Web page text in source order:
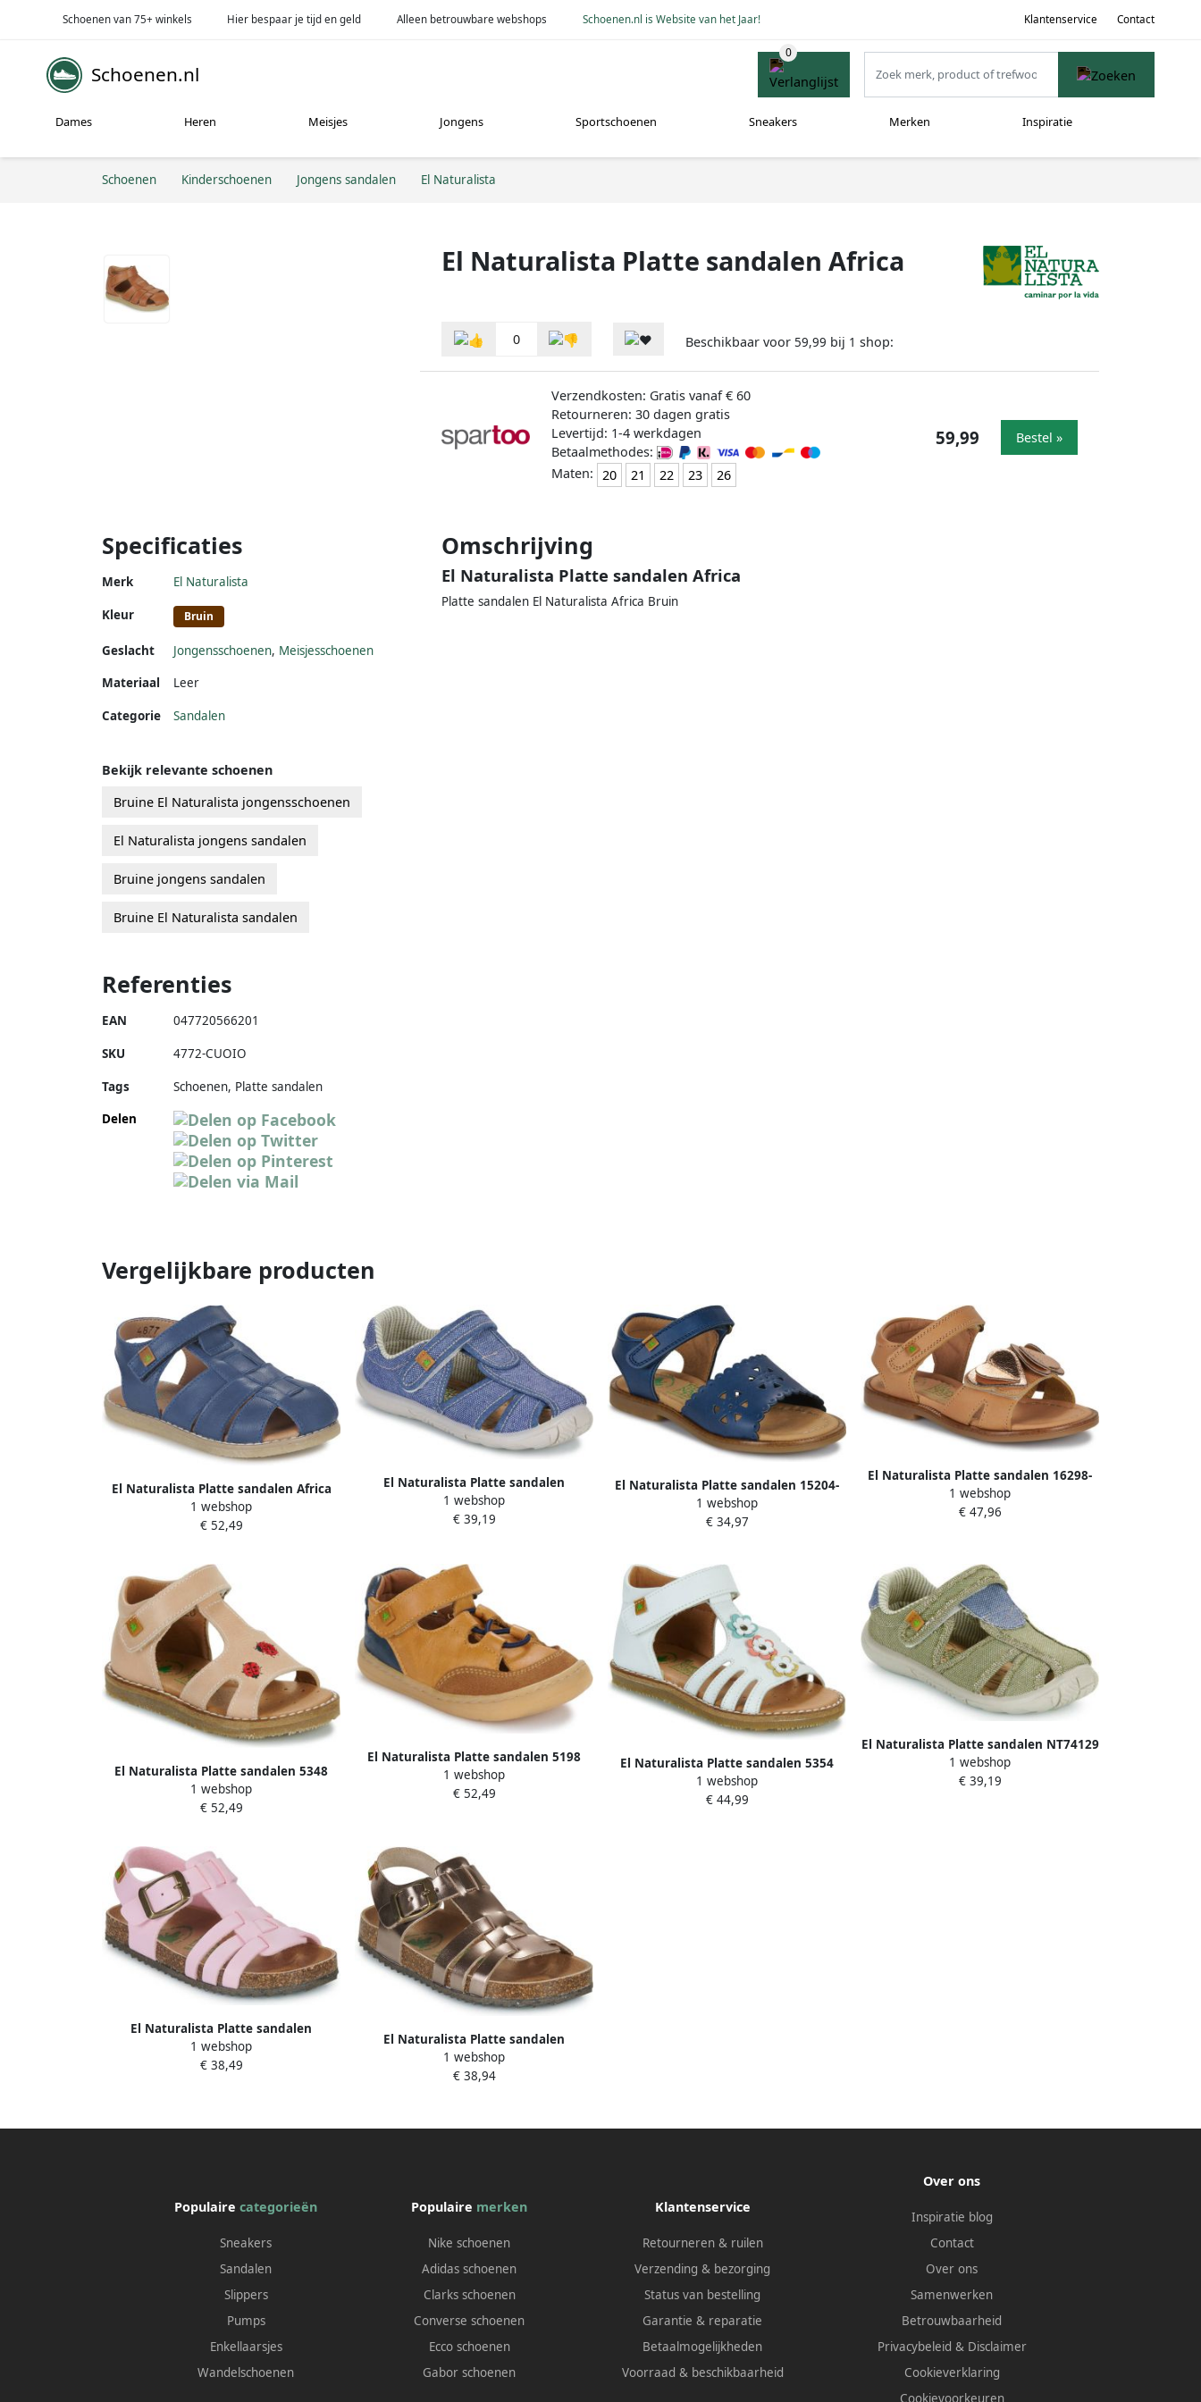
Schoenen van 75+ winkels Hier bespaar je tijd en geld Alleen betrouwbare webshops Schoenen.nl is Website van het Jaar! Klantenservice Contact
Schoenen.nl
Dames Heren Meisjes Jongens Sportschoenen Sneakers Merken Inspiratie
Schoenen Kinderschoenen Jongens sandalen El Naturalista
El Naturalista Platte sandalen Africa
0 Beschikbaar voor 59,99 bij 1 shop:
Verzendkosten: Gratis vanaf € 60
Retourneren: 30 dagen gratis
Levertijd: 1-4 werkdagen
Betaalmethodes:
Maten:
20 21 22 23 26
59,99 Bestel »
Specificaties
Merk El Naturalista
Kleur Bruin
Geslacht Jongensschoenen, Meisjesschoenen
Materiaal
Leer
Categorie Sandalen
Omschrijving
El Naturalista Platte sandalen Africa
Platte sandalen El Naturalista Africa Bruin
Bekijk relevante schoenen
Bruine El Naturalista jongensschoenen
El Naturalista jongens sandalen
Bruine jongens sandalen
Bruine El Naturalista sandalen
Referenties
EAN 047720566201
SKU 4772-CUOIO
Tags
Schoenen, Platte sandalen
Delen
Vergelijkbare producten
El Naturalista Platte sandalen Africa
1 webshop
€ 52,49
El Naturalista Platte sandalen
NT77129-NAVY
1 webshop
€ 39,19
El Naturalista Platte sandalen 15204-
MARINO
1 webshop
€ 34,97
El Naturalista Platte sandalen 16298-
CUERO
1 webshop
€ 47,96
El Naturalista Platte sandalen 5348
1 webshop
€ 52,49
El Naturalista Platte sandalen 5198
1 webshop
€ 52,49
El Naturalista Platte sandalen 5354
1 webshop
€ 44,99
El Naturalista Platte sandalen NT74129
1 webshop
€ 39,19
El Naturalista Platte sandalen
Incognito
1 webshop
€ 38,49
El Naturalista Platte sandalen
Incognito
1 webshop
€ 38,94
Populairecategorieën
Sneakers
Sandalen
Slippers
Pumps
Enkellaarsjes
Wandelschoenen
Populaire merken
Nike schoenen
Adidas schoenen
Clarks schoenen
Converse schoenen
Ecco schoenen
Gabor schoenen
Klantenservice
Retourneren & ruilen
Verzending & bezorging
Status van bestelling
Garantie & reparatie
Betaalmogelijkheden
Voorraad & beschikbaarheid
Over ons
Inspiratie blog
Contact
Over ons
Samenwerken
Betrouwbaarheid
Privacybeleid & Disclaimer
Cookieverklaring
Cookievoorkeuren